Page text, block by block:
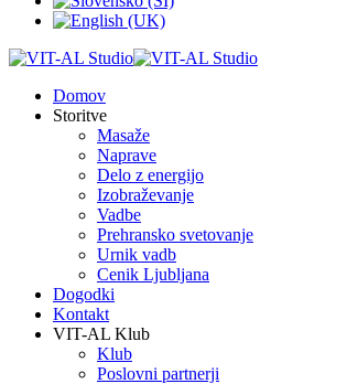
Domov
Storitve
Masaže
Naprave
Delo z energijo
Izobraževanje
Vadbe
Prehransko svetovanje
Urnik vadb
Cenik Ljubljana
Dogodki
Kontakt
VIT-AL Klub
Klub
Poslovni partnerji